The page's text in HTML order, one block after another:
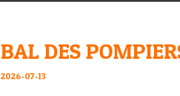
BAL DES
2026-07-13